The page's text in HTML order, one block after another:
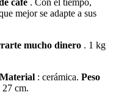
mejor se adapte a sus
mucho dinero . 1 kg
Material : cerámica. Peso
27 cm.